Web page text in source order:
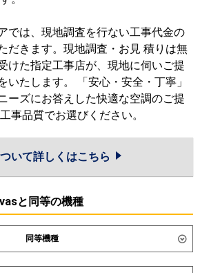
では、現地調査を行ない工事代金の
だきます。現地調査・お見 積りは無
けた指定工事店が、現地に伺いご提
いたします。 「安心・安全・丁寧」
ーズにお答えした快適な空調のご提
事品質でお選びください。
いて詳しくはこちら
と同等の機種
同等機種
SSRB63DV